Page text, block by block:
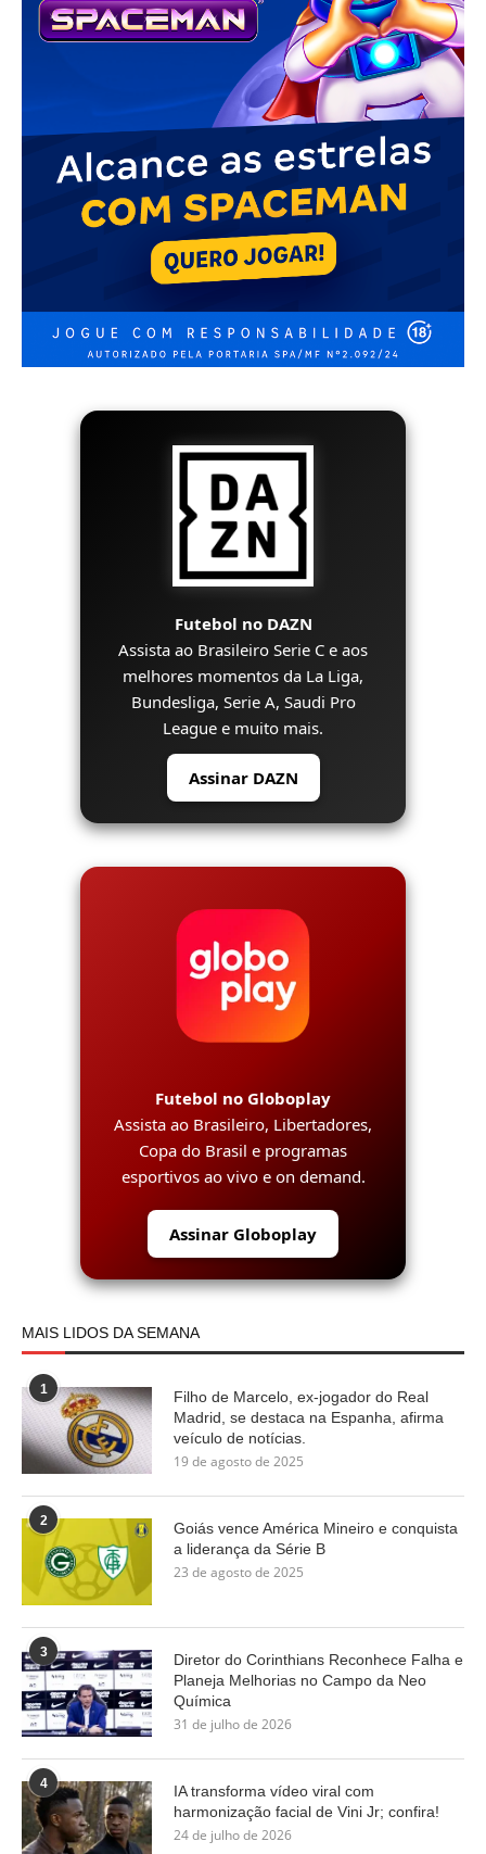
Futebol no DAZN
Assista ao Brasileiro Serie C e aos
melhores momentos da La Liga,
Bundesliga, Serie A, Saudi Pro
League e muito mais.
Assinar DAZN
Futebol no Globoplay
Assista ao Brasileiro, Libertadores,
Copa do Brasil e programas
esportivos ao vivo e on demand.
Assinar Globoplay
MAIS LIDOS DA SEMANA
1
Filho de Marcelo, ex-jogador do Real
Madrid, se destaca na Espanha, afirma
veículo de notícias.
19 de agosto de 2025
2
Goiás vence América Mineiro e conquista
a liderança da Série B
23 de agosto de 2025
3
Diretor do Corinthians Reconhece Falha e
Planeja Melhorias no Campo da Neo
Química
31 de julho de 2026
4
IA transforma vídeo viral com
harmonização facial de Vini Jr; confira!
24 de julho de 2026